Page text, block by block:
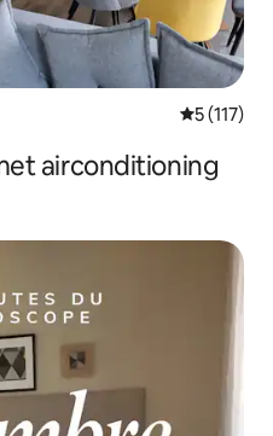
5 (117)
airconditioning